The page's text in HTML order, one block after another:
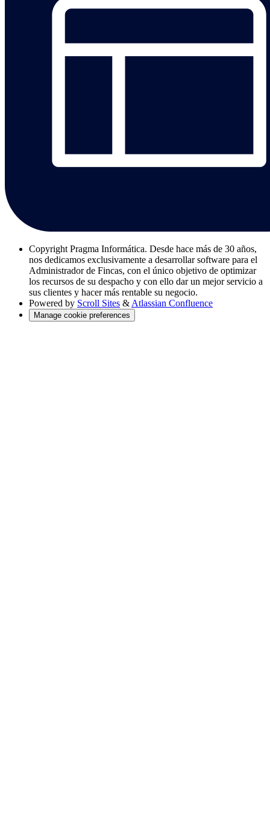
Copyright Pragma Informática. Desde hace más de 30 años,
nos dedicamos exclusivamente a desarrollar software para el
Administrador de Fincas, con el único objetivo de optimizar
los recursos de su despacho y con ello dar un mejor servicio a
sus clientes y hacer más rentable su negocio.
Powered by Scroll Sites & Atlassian Confluence
Manage cookie preferences